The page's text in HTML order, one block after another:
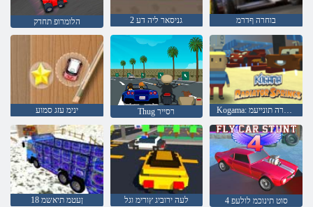
הלומרופ תחדק 2 גניסאר ליה דע בוחרה ףדרמ
ינימ עזג סמוע Thug רסייר Kogama: רוטאידרה תונייעמ
18 ןעטמ תיאשמ לעה ירוביג ץורימ וגל 4 סוט תינוכמ לולעפ